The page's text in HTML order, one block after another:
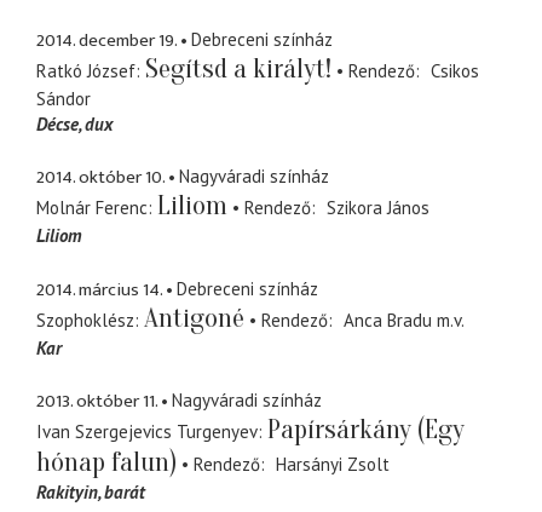
2014. december 19.
Debreceni színház
Ratkó József Segítsd a királyt! Rendező
Csikos
Sándor
Décse dux
2014. október 10.
Nagyváradi színház
Molnár Ferenc Liliom Rendező
Szikora János
Liliom
2014. március 14.
Debreceni színház
Szophoklész Antigoné Rendező Anca Bradu m.v.
Kar
2013. október 11.
Nagyváradi színház
Ivan Szergejevics Turgenyev Papírsárkány (Egy
hónap falun)
Rendező
Harsányi Zsolt
Rakityin barát